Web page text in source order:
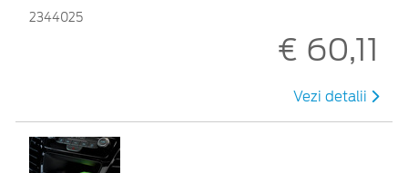
2344025
€ 60,11
Vezi detalii